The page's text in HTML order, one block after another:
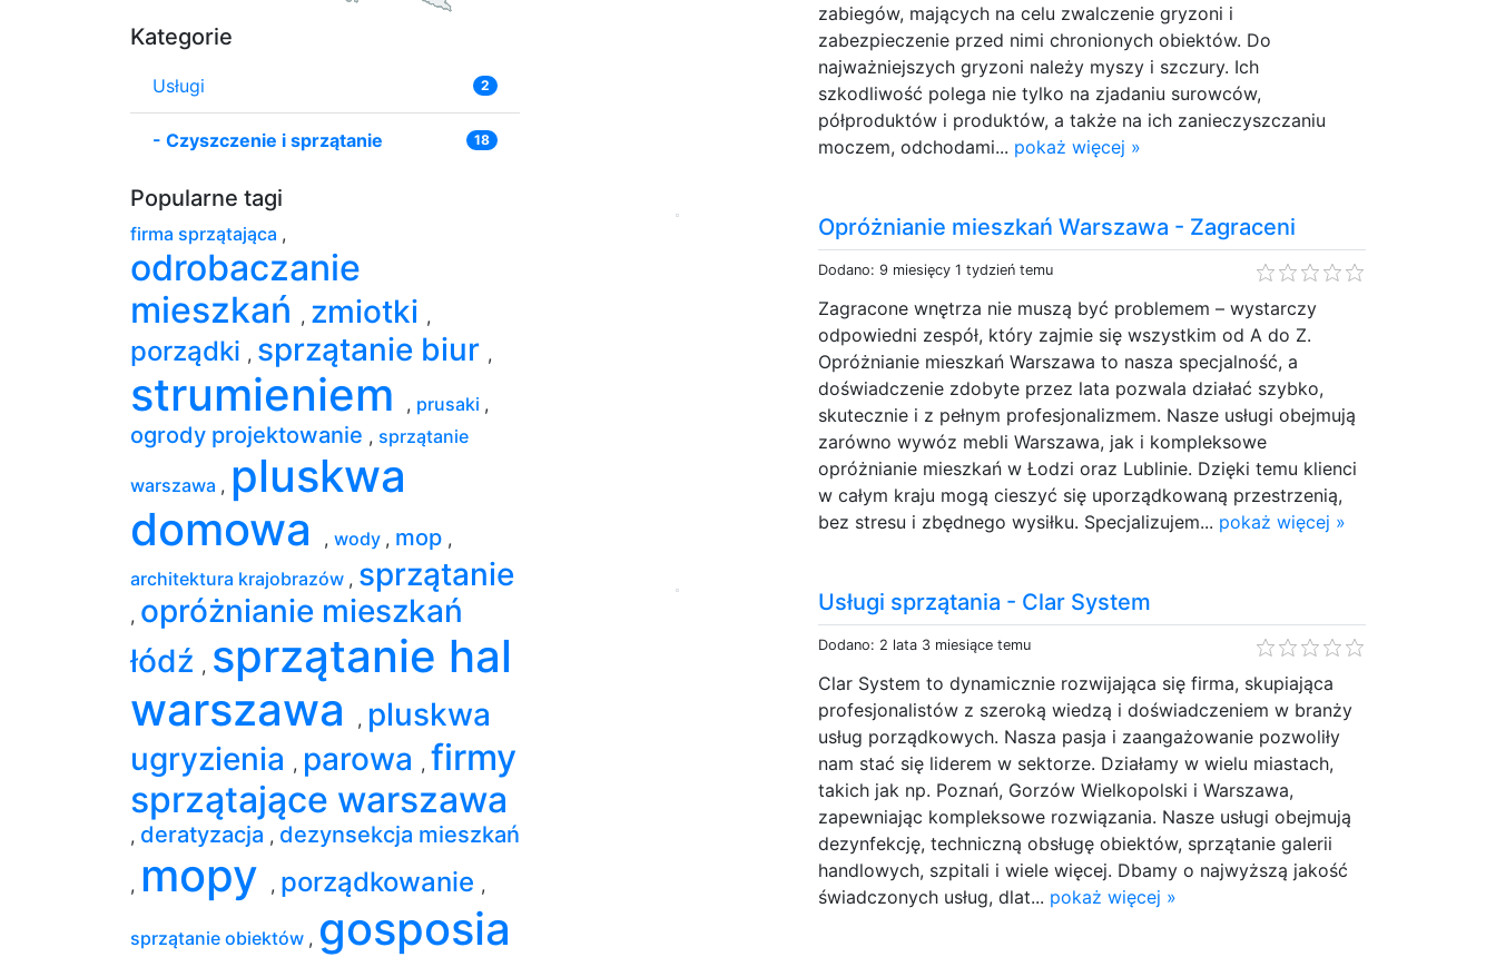
zabiegów, mających na celu zwalczenie gryzoni i
zabezpieczenie przed nimi chronionych obiektów. Do
najważniejszych gryzoni należy myszy i szczury. Ich
szkodliwość polega nie tylko na zjadaniu surowców,
półproduktów i produktów, a także na ich zanieczyszczaniu
moczem, odchodami... pokaż więcej »
Opróżnianie mieszkań Warszawa - Zagraceni
Dodano: 9 miesięcy 1 tydzień temu
Zagracone wnętrza nie muszą być problemem – wystarczy
odpowiedni zespół, który zajmie się wszystkim od A do Z.
Opróżnianie mieszkań Warszawa to nasza specjalność, a
doświadczenie zdobyte przez lata pozwala działać szybko,
skutecznie i z pełnym profesjonalizmem. Nasze usługi obejmują
zarówno wywóz mebli Warszawa, jak i kompleksowe
opróżnianie mieszkań w Łodzi oraz Lublinie. Dzięki temu klienci
w całym kraju mogą cieszyć się uporządkowaną przestrzenią,
bez stresu i zbędnego wysiłku. Specjalizujem... pokaż więcej »
Usługi sprzątania - Clar System
Dodano: 2 lata 3 miesiące temu
Clar System to dynamicznie rozwijająca się firma, skupiająca
profesjonalistów z szeroką wiedzą i doświadczeniem w branży
usług porządkowych. Nasza pasja i zaangażowanie pozwoliły
nam stać się liderem w sektorze. Działamy w wielu miastach,
takich jak np. Poznań, Gorzów Wielkopolski i Warszawa,
zapewniając kompleksowe rozwiązania. Nasze usługi obejmują
dezynfekcję, techniczną obsługę obiektów, sprzątanie galerii
handlowych, szpitali i wiele więcej. Dbamy o najwyższą jakość
świadczonych usług, dlat... pokaż więcej »
Kategorie
Usługi 2
- Czyszczenie i sprzątanie 18
Popularne tagi
firma sprzątająca ,
odrobaczanie
mieszkań , zmiotki ,
porządki , sprzątanie biur ,
strumieniem , prusaki ,
ogrody projektowanie , sprzątanie
warszawa , pluskwa
domowa
, wody , mop ,
architektura krajobrazów , sprzątanie
, opróżnianie mieszkań
łódź , sprzątanie hal
warszawa
, pluskwa
ugryzienia , parowa , firmy
sprzątające warszawa
, deratyzacja , dezynsekcja mieszkań
, mopy , porządkowanie ,
sprzątanie obiektów , gosposia